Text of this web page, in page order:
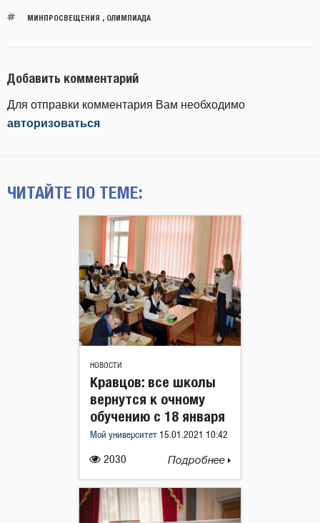
МИНПРОСВЕЩЕНИЯ , ОЛИМПИАДА
Добавить комментарий
Для отправки комментария Вам необходимо
авторизоваться
ЧИТАЙТЕ ПО ТЕМЕ:
НОВОСТИ
2030
Кравцов: все школы
вернутся к очному
обучению с 18 января
Мой университет 15.01.2021 10:42
Подробнее